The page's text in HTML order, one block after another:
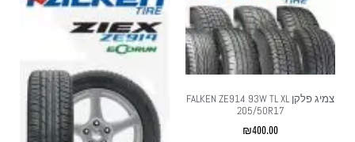
צמיג פלקן FALKEN ZE914 93W TL XL
205/50R17
₪400.00